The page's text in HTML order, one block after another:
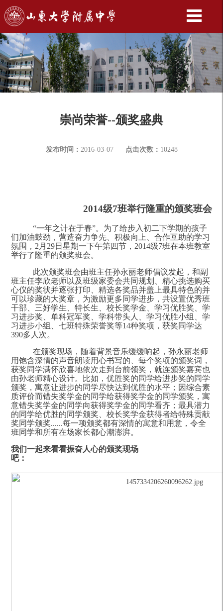
崇尚荣誉--颁奖盛典
发布时间： 2016-03-07 点击次数： 10248
2014级7班举行隆重的颁奖班会
“一年之计在于春”。为了给步入初二下学期的孩子
们加油鼓劲，营造奋力争先、积极向上、合作互助的学习
氛围，2月29日星期一下午第四节，2014级7班在本班教室
举行了隆重的颁奖班会。
此次颁奖班会由班主任孙永丽老师倡议发起，和副
班主任李欣老师以及班级家委会共同规划、精心挑选购买
心仪的奖状并逐张打印、精选各奖品并盖上最具特色的并
可以珍藏的大奖章，为激励更多同学进步，共设置优秀班
干部、三好学生、特长生、校长奖学金、学习优胜奖、学
习进步奖、单科冠军奖、学科带头人、学习优胜小组、学
习进步小组、七班特殊荣誉奖等14种奖项，获奖同学达
390多人次。
在颁奖现场，随着背景音乐缓缓响起，孙永丽老师
用饱含深情的声音朗读用心书写的、每个奖项的颁奖词，
获奖同学满怀欣喜地依次走到台前领奖，就连颁奖嘉宾也
由孙老师精心设计。比如，优胜奖的同学给进步奖的同学
颁奖，寓意让进步的同学尽快达到优胜的水平；因综合素
质评价而错失奖学金的同学给获得奖学金的同学颁奖，寓
意错失奖学金的同学向获得奖学金的同学看齐；最具潜力
的同学给优胜的同学颁奖、校长奖学金获得者给特殊贡献
奖同学颁奖......每一项颁奖都有深情的寓意和用意，令全
班同学和所有在场家长都心潮澎湃。
我们一起来看看振奋人心的颁奖现场
吧：